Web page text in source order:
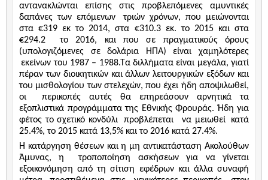
αντανακλώνται επίσης στις προβλεπόμενες αμυντικές
δαπάνες των επόμενων
τριών χρόνων, που μειώνονται
στα €319 εκ το 2014, στα €310.3 εκ. το 2015 και στα
€294.2
το 2016, και που σε πραγματικούς όρους
(υπολογιζόμενες σε δολάρια ΗΠΑ) είναι χαμηλότερες
εκείνων του 1987 – 1988.Τα διλλήματα είναι μεγάλα, γιατί
πέραν των διοικητικών και άλλων λειτουργικών εξόδων και
του μισθολογίου των στελεχών, που έχει ήδη αποψιλωθεί,
οι
περικοπές αυτές θα επηρεάσουν αρνητικά τα
εξοπλιστικά προγράμματα της Εθνικής Φρουράς. Ήδη για
φέτος το σχετικό κονδύλι
προβλέπεται να μειωθεί
κατά
25.4%, το 2015 κατά 13,5% και το 2016 κατά 27.4%.
Η κατάργηση θέσεων και η μη αντικατάσταση Ακολούθων
Άμυνας, η
τροποποίηση ασκήσεων για να γίνεται
εξοικονόμηση από τη σίτιση εφέδρων και άλλα συναφή